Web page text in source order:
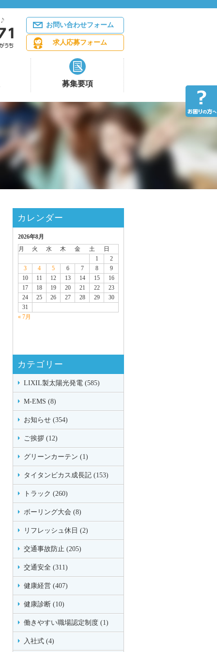
お問い合わせフォーム
求人応募フォーム
募集要項
カレンダー
2026年8月
月
火 水 木 金 土
日
1
2
3
4 5 6 7 8
9
10
11 12 13 14 15
16
17
18 19 20 21 22
23
24
25 26 27 28 29
30
31
« 7月
カテゴリー
LIXIL製太陽光発電 (585)
M-EMS (8)
お知らせ (354)
ご挨拶 (12)
グリーンカーテン (1)
タイタンビカス成長記 (153)
トラック (260)
ボーリング大会 (8)
リフレッシュ休日 (2)
交通事故防止 (205)
交通安全 (311)
健康経営 (407)
健康診断 (10)
働きやすい職場認定制度 (1)
入社式 (4)